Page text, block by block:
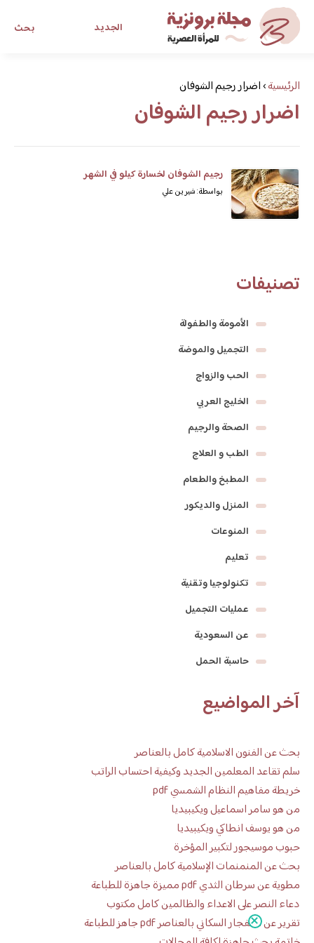
بحث الجديد
مجلة برونزية للفتاة العصرية
ابحث عن أي موضوع يهمك
الرئيسية›اضرار رجيم الشوفان
اضرار رجيم الشوفان
رجيم الشوفان لخسارة كيلو في الشهر
بواسطة: شيرين علي
تصنيفات
الأمومة والطفولة
التجميل والموضة
الحب والزواج
الخليج العربي
الصحة والرجيم
الطب و العلاج
المطبخ والطعام
المنزل والديكور
المنوعات
تعليم
تكنولوجيا وتقنية
عمليات التجميل
عن السعودية
حاسبة الحمل
آخر المواضيع
بحث عن الفنون الاسلامية كامل بالعناصر
سلم تقاعد المعلمين الجديد وكيفية احتساب الراتب
خريطة مفاهيم النظام الشمسي pdf
من هو سامر اسماعيل ويكيبيديا
من هو يوسف انطاكي ويكيبيديا
حبوب موسيجور لتكبير المؤخرة
بحث عن المنمنمات الإسلامية كامل بالعناصر
مطوية عن سرطان الثدي pdf مميزة جاهزة للطباعة
دعاء النصر على الاعداء والظالمين كامل مكتوب
تقرير عن الانفجار السكاني بالعناصر pdf جاهز للطباعة